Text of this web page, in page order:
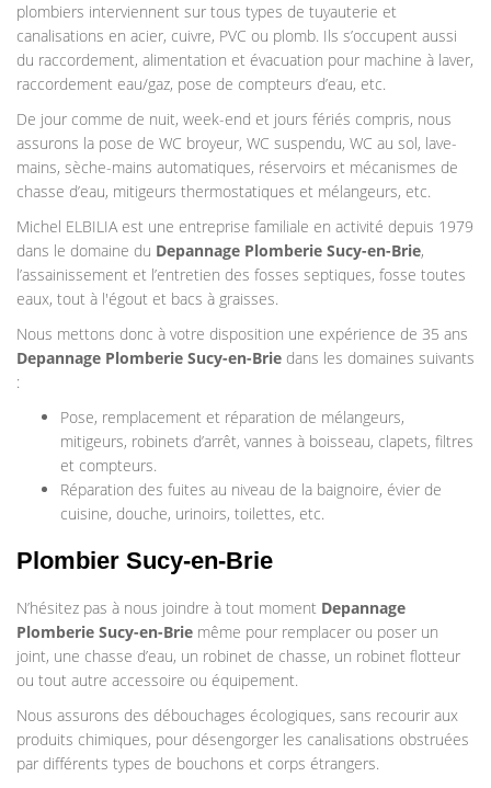
plombiers interviennent sur tous types de tuyauterie et
canalisations en acier, cuivre, PVC ou plomb. Ils s’occupent aussi
du raccordement, alimentation et évacuation pour machine à laver,
raccordement eau/gaz, pose de compteurs d’eau, etc.
De jour comme de nuit, week-end et jours fériés compris, nous
assurons la pose de WC broyeur, WC suspendu, WC au sol, lave-
mains, sèche-mains automatiques, réservoirs et mécanismes de
chasse d’eau, mitigeurs thermostatiques et mélangeurs, etc.
Michel ELBILIA est une entreprise familiale en activité depuis 1979
dans le domaine du Depannage Plomberie Sucy-en-Brie,
l’assainissement et l’entretien des fosses septiques, fosse toutes
eaux, tout à l'égout et bacs à graisses.
Nous mettons donc à votre disposition une expérience de 35 ans
Depannage Plomberie Sucy-en-Brie dans les domaines suivants
:
Pose, remplacement et réparation de mélangeurs,
mitigeurs, robinets d’arrêt, vannes à boisseau, clapets, filtres
et compteurs.
Réparation des fuites au niveau de la baignoire, évier de
cuisine, douche, urinoirs, toilettes, etc.
Plombier Sucy-en-Brie
N’hésitez pas à nous joindre à tout moment Depannage
Plomberie Sucy-en-Brie même pour remplacer ou poser un
joint, une chasse d’eau, un robinet de chasse, un robinet flotteur
ou tout autre accessoire ou équipement.
Nous assurons des débouchages écologiques, sans recourir aux
produits chimiques, pour désengorger les canalisations obstruées
par différents types de bouchons et corps étrangers.